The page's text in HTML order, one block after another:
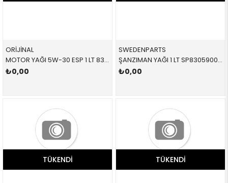
ORİJİNAL
MOTOR YAĞI 5W-30 ESP 1 LT 83210144451 83212365933 83212365933
₺0,00
SWEDENPARTS
ŞANZIMAN YAĞI 1 LT SP8305900 81229400272 81229400272 E30,E31,E32,E34,E36,E38,E39,E46,E53,E60,E61,E63,E6 SARI 6-İLERİ 1 LİTRE
₺0,00
TÜKENDI TÜKENDI